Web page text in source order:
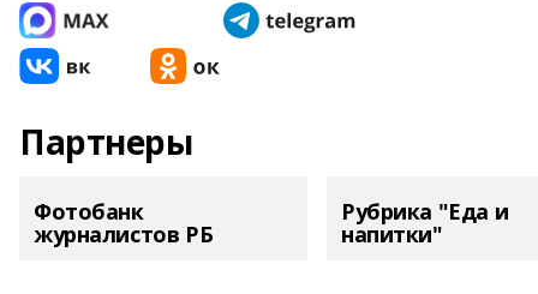
Партнеры
Фотобанк
журналистов РБ
Рубрика "Еда и
напитки"